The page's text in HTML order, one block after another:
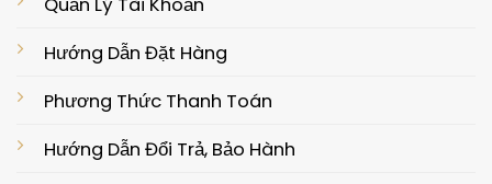
Quản Lý Tài Khoản
Hướng Dẫn Đặt Hàng
Phương Thức Thanh Toán
Hướng Dẫn Đổi Trả, Bảo Hành